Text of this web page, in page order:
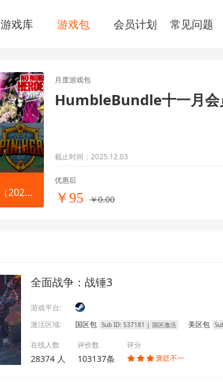
游戏库 游戏包 会员计划 常见问题
+1
HumbleBundle十一月会员包（2025）
月度游戏包
HumbleBundle十一月会
截止时间：2025.12.03
优惠后
￥95 ￥0.00
全面战争：战锤3
游戏平台:
激活区域:
国区包 Sub ID: 537181 | 国区激活 美区包
在线人数
28374 人
评价数
103137条
评分
   褒贬不一